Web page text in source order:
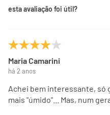
esta avaliação foi útil?
Maria Camarini
há 2 anos
Achei bem interessante, só
mais "úmido"... Mas, num